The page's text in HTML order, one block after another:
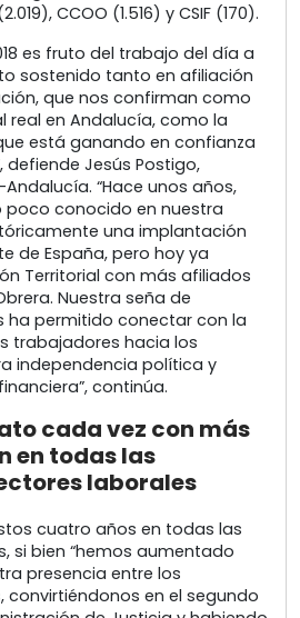
CCOO (1.516) y CSIF (170).
es fruto del trabajo del día a
sostenido tanto en afiliación
que nos confirman como
real en Andalucía, como la
está ganando en confianza
defiende Jesús Postigo,
“Hace unos años,
poco conocido en nuestra
una implantación
de España, pero hoy ya
Territorial con más afiliados
Nuestra seña de
ha permitido conectar con la
trabajadores hacia los
independencia política y
continúa.
cada vez con más
en todas las
laborales
cuatro años en todas las
si bien “hemos aumentado
presencia entre los
en el segundo